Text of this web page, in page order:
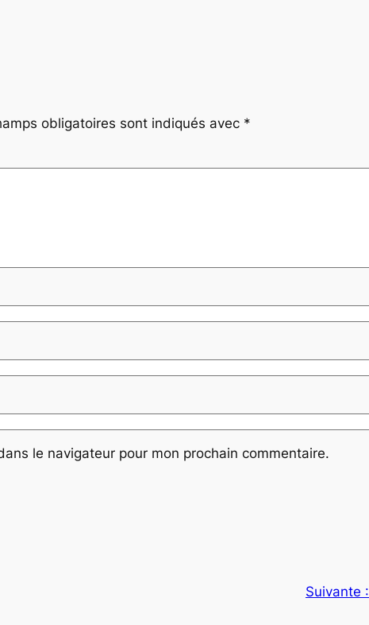
obligatoires sont indiqués avec *
le navigateur pour mon prochain commentaire.
Suivante :